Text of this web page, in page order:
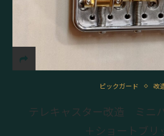
ピックガード 改
テレキャスター改造 ミニ
＋ショートブリ